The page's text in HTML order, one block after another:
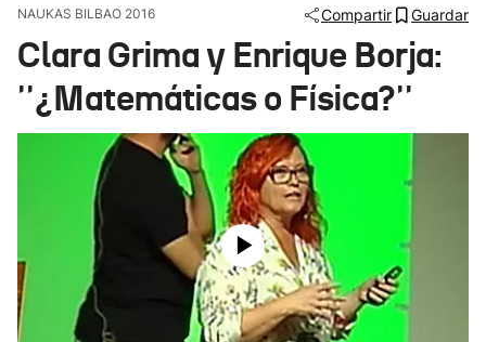
Ikusmiran
Eguraldia
NAUKAS BILBAO 2016 Compartir Guardar
Clara Grima y Enrique Borja:
''¿Matemáticas o Física?''